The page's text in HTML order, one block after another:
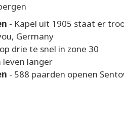
- Kapel uit 1905 staat er
Germany
drie te snel in zone 30
leven langer
- 588 paarden openen